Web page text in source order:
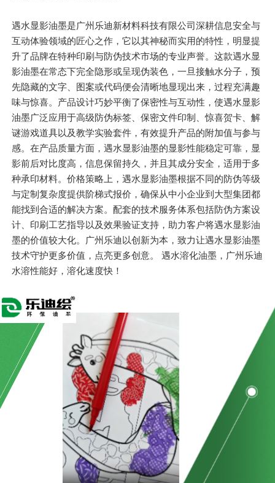
遇水显影油墨是广州乐迪新材料科技有限公司深耕信息安全与
互动体验领域的匠心之作，它以其神秘而实用的特性，明显提
升了品牌在特种印刷与防伪技术市场的专业声誉。这款遇水显
影油墨在常态下完全隐形或呈现伪装色，一旦接触水分子，预
先隐藏的文字、图案或代码便会清晰地显现出来，过程充满趣
味与惊喜。产品设计巧妙平衡了保密性与互动性，使遇水显影
油墨广泛应用于高级防伪标签、保密文件印制、惊喜贺卡、解
谜游戏道具以及教学实验套件，有效提升产品的附加值与参与
感。在产品质量方面，遇水显影油墨的显影性能稳定可靠，显
影前后对比度高，信息保留持久，并且其成分安全，适用于多
种承印材料。价格策略上，遇水显影油墨根据不同的防伪等级
与定制复杂度提供阶梯式报价，确保从中小企业到大型集团都
能找到合适的解决方案。配套的技术服务体系包括防伪方案设
计、印刷工艺指导以及效果验证支持，助力客户将遇水显影油
墨的价值较大化。广州乐迪以创新为本，致力让遇水显影油墨
技术守护更多价值，点亮更多创意。 遇水溶化油墨，广州乐迪
水溶性能好，溶化速度快！